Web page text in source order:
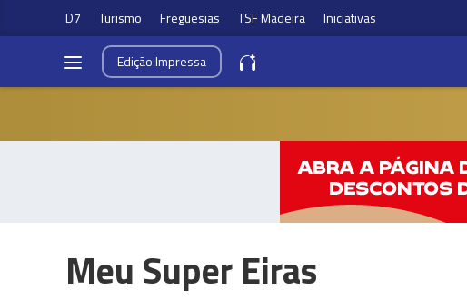
D7 Turismo Freguesias TSF Madeira Iniciativas
EdiçãoImpressa
Meu Super Eiras